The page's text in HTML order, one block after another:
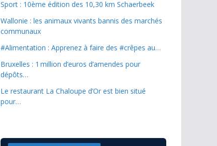
Sport : 10ème édition des 10,30 km Schaerbeek
Wallonie : les animaux vivants bannis des marchés
communaux
#Alimentation : Apprenez à faire des #crêpes au…
Bruxelles : 1 million d’euros d’amendes pour
dépôts…
Le restaurant La Chaloupe d’Or est bien situé
pour…